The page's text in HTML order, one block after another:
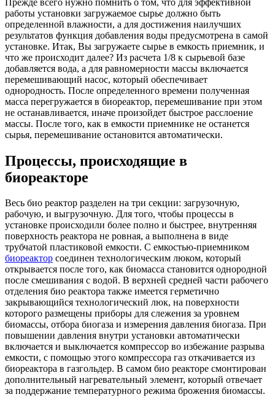
работы установки загружаемое сырье должно быть
определенной влажности, а для достижения наилучших
результатов функция добавления воды предусмотрена в самой
установке. Итак, Вы загружаете сырье в емкость приемник, и
что же происходит далее? Из расчета 1/8 к сырьевой базе
добавляется вода, а для равномерности массы включается
перемешивающий насос, который обеспечивает
однородность. После определенного времени полученная
масса перегружается в биореактор, перемешивание при этом
не останавливается, иначе произойдет быстрое расслоение
массы. После того, как в емкости приемнике не останется
сырья, перемешивание остановится автоматически.
Процессы, происходящие в
биореакторе
Весь био реактор разделен на три секции: загрузочную,
рабочую, и выгрузочную. Для того, чтобы процессы в
установке происходили более полно и быстрее, внутренняя
поверхность реактора не ровная, а выполнена в виде
трубчатой пластиковой емкости. С емкостью-приемником
биореактор соединен технологическим люком, который
открывается после того, как биомасса становится однородной
после смешивания с водой. В верхней средней части рабочего
отделения био реактора также имеется герметично
закрывающийся технологический люк, на поверхности
которого размещены приборы для слежения за уровнем
биомассы, отбора биогаза и измерения давления биогаза. При
повышении давления внутри установки автоматически
включается и выключается компрессор во избежание разрыва
емкости, с помощью этого компрессора газ откачивается из
биореактора в газгольдер. В самом био реакторе смонтирован
дополнительный нагревательный элемент, который отвечает
за поддержание температурного режима брожения биомассы.